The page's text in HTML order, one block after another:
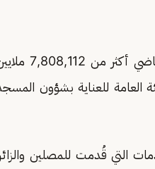
خلال
العامة للعناية بشؤون
التي قُدمت للمصلين